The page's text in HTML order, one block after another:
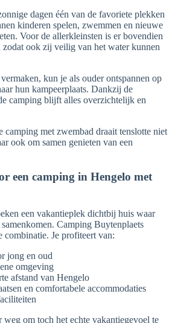
dagen één van de favoriete plekken
kinderen spelen, zwemmen en nieuwe
Voor de allerkleinsten is er bovendien
zodat ook zij veilig van het water kunnen
kun je als ouder ontspannen op
hun kampeerplaats. Dankzij de
camping blijft alles overzichtelijk en
met zwembad draait tenslotte niet
ook om samen genieten van een
een camping in Hengelo met
een vakantieplek dichtbij huis waar
Camping Buytenplaets
combinatie. Je profiteert van:
jong en oud
omgeving
afstand van Hengelo
en comfortabele accommodaties
om toch het echte vakantiegevoel te